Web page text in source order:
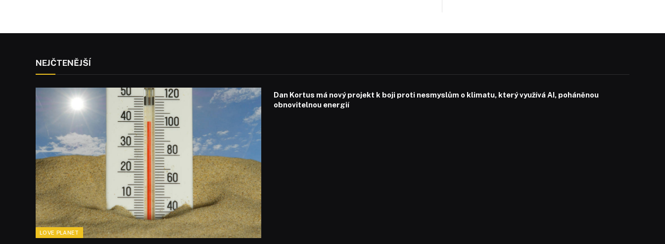
NEJČTENĚJŠÍ
LOVE PLANET
Dan Kortus má nový projekt k boji proti nesmyslům o klimatu, který využívá AI, poháněnou
obnovitelnou energií